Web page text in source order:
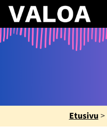
Etusivu >